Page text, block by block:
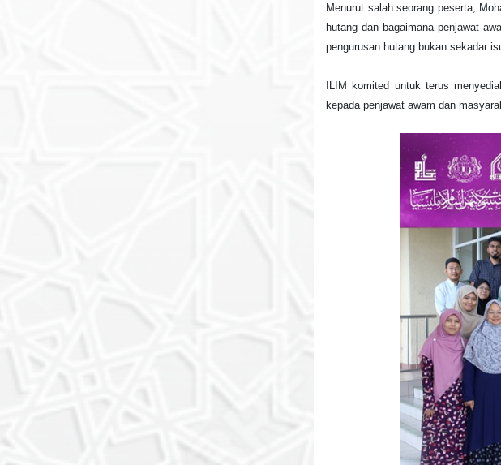
Menurut salah seorang peserta,
hutang dan bagaimana penjawat
pengurusan hutang bukan sekadar
ILIM komited untuk terus
kepada penjawat awam dan